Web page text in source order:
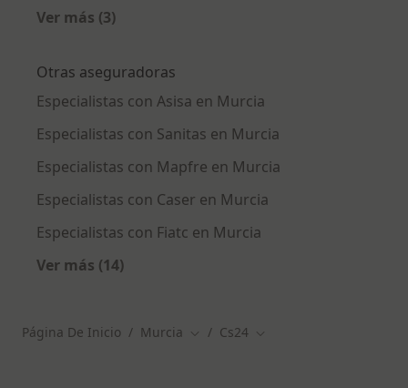
Ver más (3)
Otras aseguradoras
Especialistas con Asisa en Murcia
Especialistas con Sanitas en Murcia
Especialistas con Mapfre en Murcia
Especialistas con Caser en Murcia
Especialistas con Fiatc en Murcia
Ver más (14)
Página De Inicio Murcia Cambiar de ciudad
Cs24